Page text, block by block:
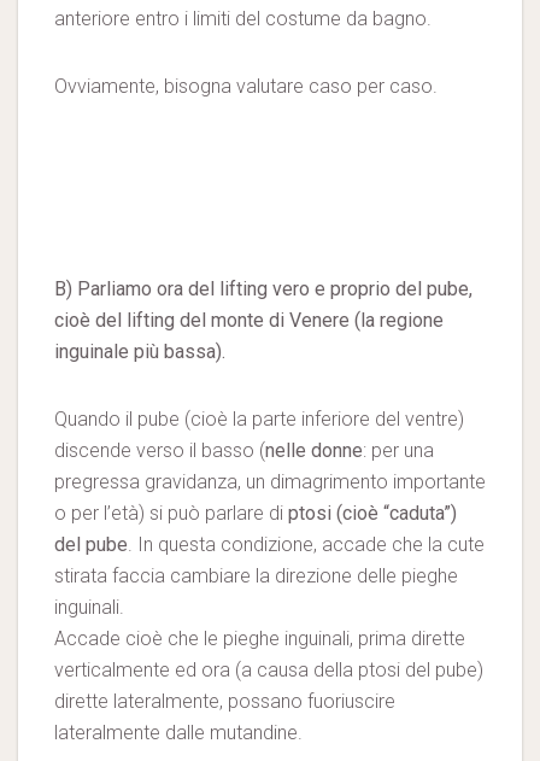
anteriore entro i limiti del costume da bagno.
Ovviamente, bisogna valutare caso per caso.
B) Parliamo ora del lifting vero e proprio del pube,
cioè del lifting del monte di Venere (la regione
inguinale più bassa).
Quando il pube (cioè la parte inferiore del ventre)
discende verso il basso (nelle donne: per una
pregressa gravidanza, un dimagrimento importante
o per l’età) si può parlare di ptosi (cioè “caduta”)
del pube. In questa condizione, accade che la cute
stirata faccia cambiare la direzione delle pieghe
inguinali.
Accade cioè che le pieghe inguinali, prima dirette
verticalmente ed ora (a causa della ptosi del pube)
dirette lateralmente, possano fuoriuscire
lateralmente dalle mutandine.